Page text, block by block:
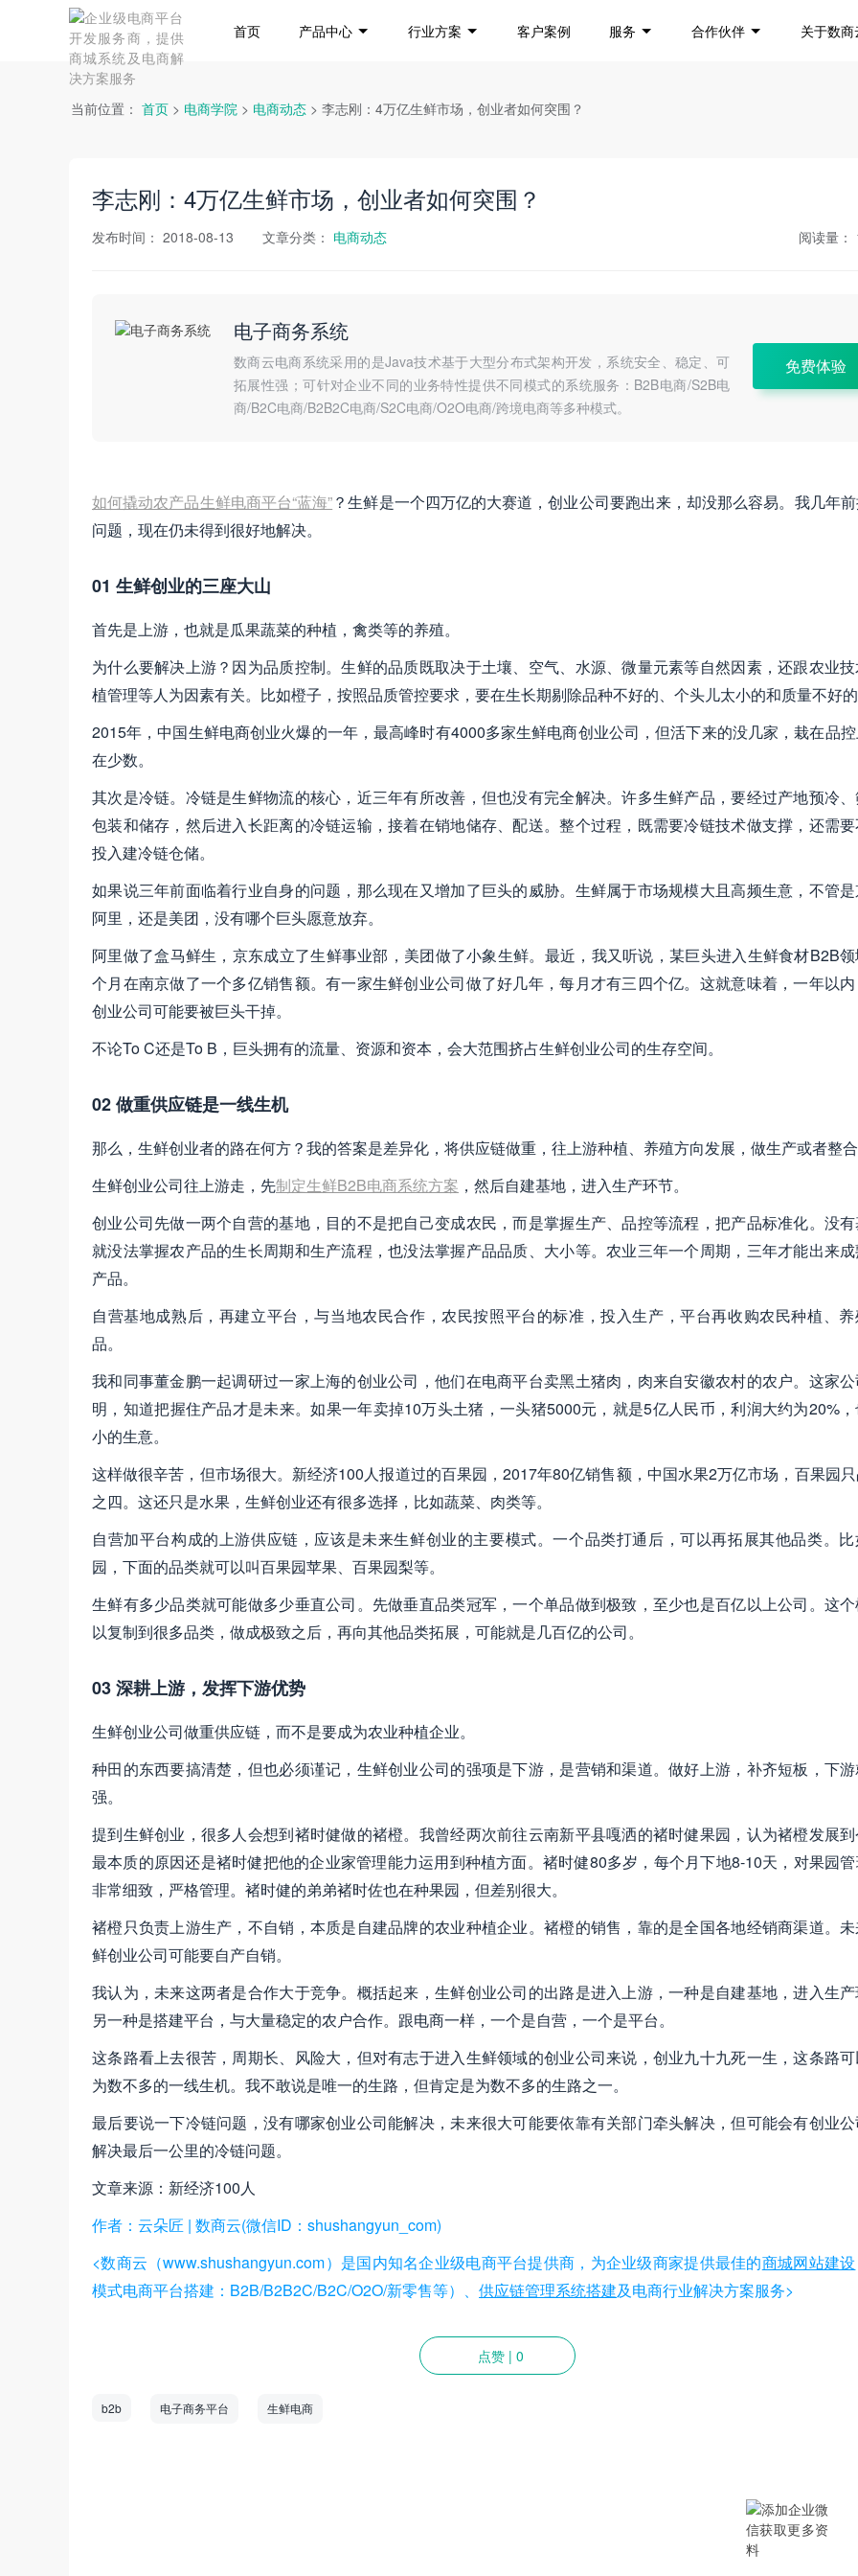
首页 产品中心 行业方案 客户案例 服务 合作伙伴 关于数商
当前位置： 首页 > 电商学院 > 电商动态 > 李志刚：4万亿生鲜市场，创业者如何突围？
李志刚：4万亿生鲜市场，创业者如何突围？
发布时间： 2018-08-13 文章分类： 电商动态 阅读量：
电子商务系统
数商云电商系统采用的是Java技术基于大型分布式架构开发，系统安全、稳定、可
拓展性强；可针对企业不同的业务特性提供不同模式的系统服务：B2B电商/S2B电
商/B2C电商/B2B2C电商/S2C电商/O2O电商/跨境电商等多种模式。
免费体验
如何撬动农产品生鲜电商平台“蓝海”？生鲜是一个四万亿的大赛道，创业公司要跑出来，却没那么容易。我几年
问题，现在仍未得到很好地解决。
01 生鲜创业的三座大山
首先是上游，也就是瓜果蔬菜的种植，禽类等的养殖。
为什么要解决上游？因为品质控制。生鲜的品质既取决于土壤、空气、水源、微量元素等自然因素，还跟农业
植管理等人为因素有关。比如橙子，按照品质管控要求，要在生长期剔除品种不好的、个头儿太小的和质量不好
2015年，中国生鲜电商创业火爆的一年，最高峰时有4000多家生鲜电商创业公司，但活下来的没几家，栽在品
在少数。
其次是冷链。冷链是生鲜物流的核心，近三年有所改善，但也没有完全解决。许多生鲜产品，要经过产地预冷
包装和储存，然后进入长距离的冷链运输，接着在销地储存、配送。整个过程，既需要冷链技术做支撑，还需
投入建冷链仓储。
如果说三年前面临着行业自身的问题，那么现在又增加了巨头的威胁。生鲜属于市场规模大且高频生意，不管
阿里，还是美团，没有哪个巨头愿意放弃。
阿里做了盒马鲜生，京东成立了生鲜事业部，美团做了小象生鲜。最近，我又听说，某巨头进入生鲜食材B2B
个月在南京做了一个多亿销售额。有一家生鲜创业公司做了好几年，每月才有三四个亿。这就意味着，一年以
创业公司可能要被巨头干掉。
不论To C还是To B，巨头拥有的流量、资源和资本，会大范围挤占生鲜创业公司的生存空间。
02 做重供应链是一线生机
那么，生鲜创业者的路在何方？我的答案是差异化，将供应链做重，往上游种植、养殖方向发展，做生产或者整
生鲜创业公司往上游走，先制定生鲜B2B电商系统方案 ，然后自建基地，进入生产环节。
创业公司先做一两个自营的基地，目的不是把自己变成农民，而是掌握生产、品控等流程，把产品标准化。没
就没法掌握农产品的生长周期和生产流程，也没法掌握产品品质、大小等。农业三年一个周期，三年才能出来
产品。
自营基地成熟后，再建立平台，与当地农民合作，农民按照平台的标准，投入生产，平台再收购农民种植、
品。
我和同事董金鹏一起调研过一家上海的创业公司，他们在电商平台卖黑土猪肉，肉来自安徽农村的农户。这家
明，知道把握住产品才是未来。如果一年卖掉10万头土猪，一头猪5000元，就是5亿人民币，利润大约为20%
小的生意。
这样做很辛苦，但市场很大。新经济100人报道过的百果园，2017年80亿销售额，中国水果2万亿市场，百果园
之四。这还只是水果，生鲜创业还有很多选择，比如蔬菜、肉类等。
自营加平台构成的上游供应链，应该是未来生鲜创业的主要模式。一个品类打通后，可以再拓展其他品类。
园，下面的品类就可以叫百果园苹果、百果园梨等。
生鲜有多少品类就可能做多少垂直公司。先做垂直品类冠军，一个单品做到极致，至少也是百亿以上公司。这
以复制到很多品类，做成极致之后，再向其他品类拓展，可能就是几百亿的公司。
03 深耕上游，发挥下游优势
生鲜创业公司做重供应链，而不是要成为农业种植企业。
种田的东西要搞清楚，但也必须谨记，生鲜创业公司的强项是下游，是营销和渠道。做好上游，补齐短板，下
强。
提到生鲜创业，很多人会想到褚时健做的褚橙。我曾经两次前往云南新平县嘎洒的褚时健果园，认为褚橙发展
最本质的原因还是褚时健把他的企业家管理能力运用到种植方面。褚时健80多岁，每个月下地8-10天，对果园
非常细致，严格管理。褚时健的弟弟褚时佐也在种果园，但差别很大。
褚橙只负责上游生产，不自销，本质是自建品牌的农业种植企业。褚橙的销售，靠的是全国各地经销商渠道。
鲜创业公司可能要自产自销。
我认为，未来这两者是合作大于竞争。概括起来，生鲜创业公司的出路是进入上游，一种是自建基地，进入生
另一种是搭建平台，与大量稳定的农户合作。跟电商一样，一个是自营，一个是平台。
这条路看上去很苦，周期长、风险大，但对有志于进入生鲜领域的创业公司来说，创业九十九死一生，这条路
为数不多的一线生机。我不敢说是唯一的生路，但肯定是为数不多的生路之一。
最后要说一下冷链问题，没有哪家创业公司能解决，未来很大可能要依靠有关部门牵头解决，但可能会有创业
解决最后一公里的冷链问题。
文章来源：新经济100人
作者：云朵匠 | 数商云(微信ID：shushangyun_com)
<数商云（www.shushangyun.com）是国内知名企业级电商平台提供商，为企业级商家提供最佳的商城网站建设
模式电商平台搭建：B2B/B2B2C/B2C/O2O/新零售等）、 供应链管理系统搭建及电商行业解决方案服务>
点赞 | 0
b2b 电子商务平台 生鲜电商